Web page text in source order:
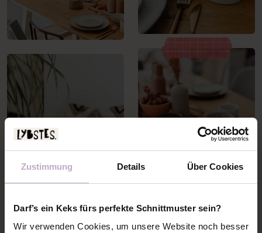
Zustimmung Details Über Cookies
Darf’s ein Keks fürs perfekte Schnittmuster sein?
Wir verwenden Cookies, um unsere Website noch besser